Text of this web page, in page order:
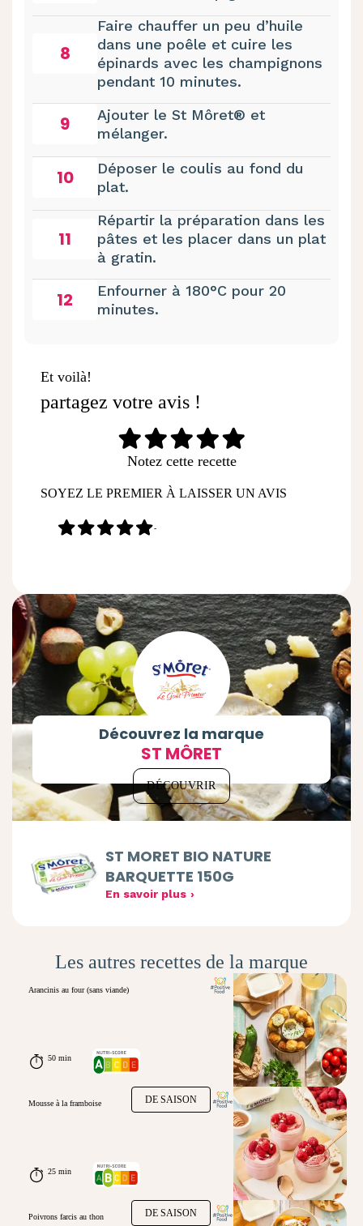
8
Faire chauffer un peu d’huile
dans une poêle et cuire les
épinards avec les champignons
pendant 10 minutes.
9
Ajouter le St Môret® et
mélanger.
10
Déposer le coulis au fond du
plat.
11
Répartir la préparation dans les
pâtes et les placer dans un plat
à gratin.
12
Enfourner à 180°C pour 20
minutes.
Et voilà!
partagez votre avis !
Notez cette recette
SOYEZ LE PREMIER À LAISSER UN AVIS
-
Découvrez la marque
ST MÔRET
DÉCOUVRIR
ST MORET BIO NATURE
BARQUETTE 150G
En savoir plus
Les autres recettes de la marque
Arancinis au four (sans viande)
50 min
DE SAISON
Mousse à la framboise
25 min
DE SAISON
Poivrons farcis au thon